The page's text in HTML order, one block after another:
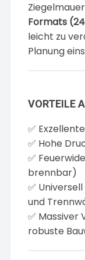
Formats
leicht zu
Planung
VORTEILE
✅
✅ Hohe
✅
brennbar)
✅
und
✅ Massiver
robuste